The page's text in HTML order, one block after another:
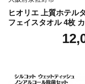
ヒオリエ 上質ホテル
フェイスタオル 4枚
【タオル 泉州タオル
段使い 無地 シンプル